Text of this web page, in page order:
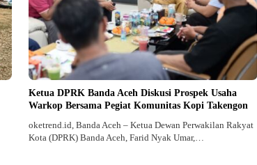
Ketua DPRK Banda Aceh Diskusi Prospek Usaha
Warkop Bersama Pegiat Komunitas Kopi Takengon
oketrend.id, Banda Aceh – Ketua Dewan Perwakilan Rakyat
Kota (DPRK) Banda Aceh, Farid Nyak Umar,…